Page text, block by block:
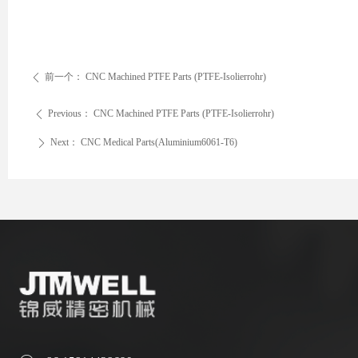
ꄴ 前一个： CNC Machined PTFE Parts (PTFE-Isolierrohr)
ꄴ Previous： CNC Machined PTFE Parts (PTFE-Isolierrohr)
ꄲ Next： CNC Medical Parts(Aluminium6061-T6)